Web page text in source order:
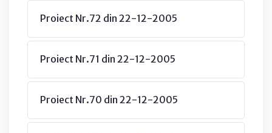
Proiect Nr.72 din 22-12-2005
Proiect Nr.71 din 22-12-2005
Proiect Nr.70 din 22-12-2005